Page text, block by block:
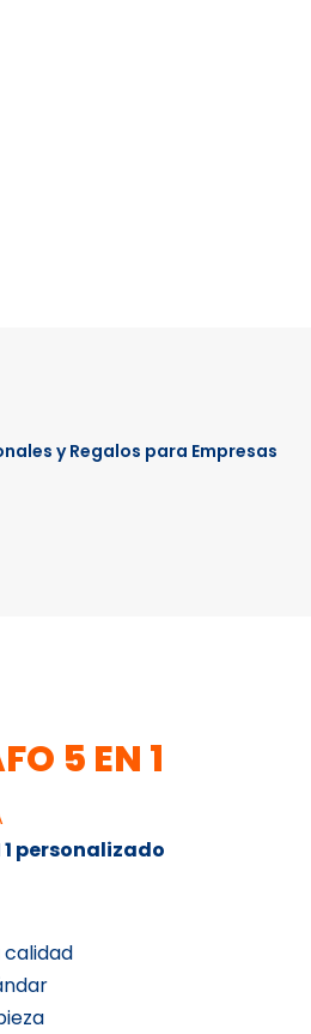
y Regalos para Empresas
5 EN 1
1 personalizado